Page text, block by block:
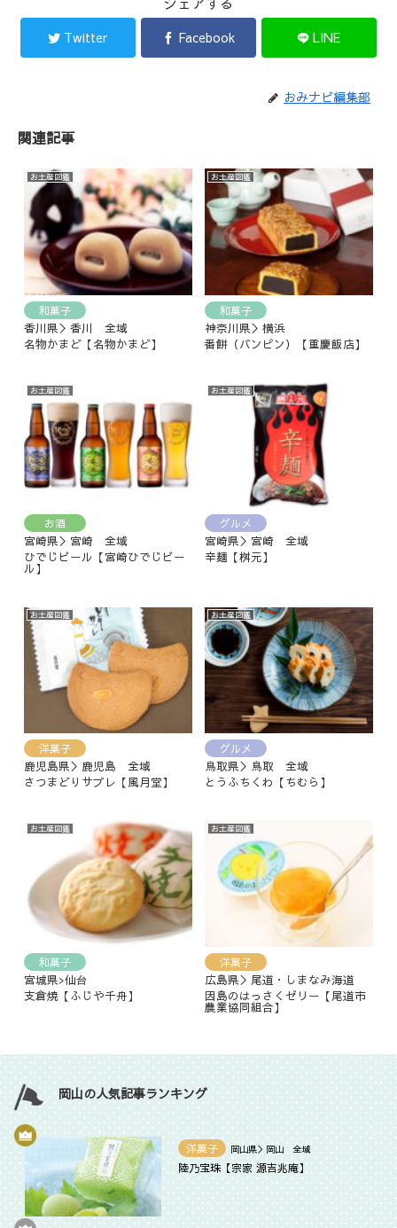
Twitter Facebook LINE
おみナビ編集部
関連記事
お土産図鑑
和菓子
香川県＞香川 全域
名物かまど【名物かまど】
お土産図鑑
和菓子
神奈川県＞横浜
番餅（バンピン）【重慶飯店】
お土産図鑑
お酒
宮崎県＞宮崎 全域
ひでじビール【宮崎ひでじビー
ル】
お土産図鑑
グルメ
宮崎県＞宮崎 全域
辛麺【桝元】
お土産図鑑
洋菓子
鹿児島県＞鹿児島 全域
さつまどりサブレ【風月堂】
お土産図鑑
グルメ
鳥取県＞鳥取 全域
とうふちくわ【ちむら】
お土産図鑑
和菓子
宮城県>仙台
支倉焼【ふじや千舟】
お土産図鑑
洋菓子
広島県＞尾道・しまなみ海道
因島のはっさくゼリー【尾道市
農業協同組合】
岡山の人気記事ランキング
洋菓子 岡山県＞岡山 全域
陸乃宝珠【‎宗家 源吉兆庵】